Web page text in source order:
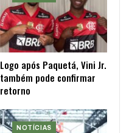
Logo após Paquetá, Vini Jr.
também pode confirmar
retorno
NOTÍCIAS